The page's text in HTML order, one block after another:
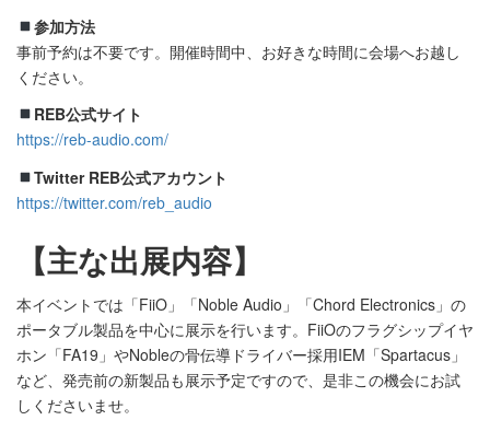
参加方法
事前予約は不要です。開催時間中、お好きな時間に会場へお越し
ください。
REB公式サイト
https://reb-audio.com/
Twitter REB公式アカウント
https://twitter.com/reb_audio
【主な出展内容】
本イベントでは「FiiO」「Noble Audio」「Chord Electronics」の
ポータブル製品を中心に展示を行います。FiiOのフラグシップイヤ
ホン「FA19」やNobleの骨伝導ドライバー採用IEM「Spartacus」
など、発売前の新製品も展示予定ですので、是非この機会にお試
しくださいませ。